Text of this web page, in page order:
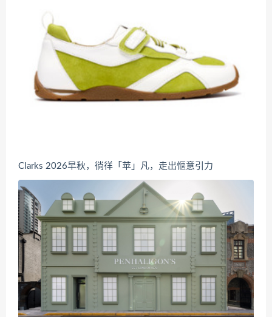
Clarks 2026早秋，徜徉「苹」凡，走出惬意引力